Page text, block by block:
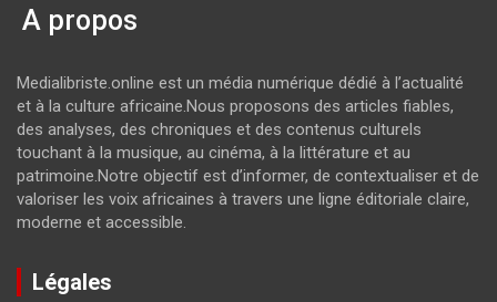
A propos
Medialibriste.online est un média numérique dédié à l’actualité
et à la culture africaine.Nous proposons des articles fiables,
des analyses, des chroniques et des contenus culturels
touchant à la musique, au cinéma, à la littérature et au
patrimoine.Notre objectif est d’informer, de contextualiser et de
valoriser les voix africaines à travers une ligne éditoriale claire,
moderne et accessible.
Légales